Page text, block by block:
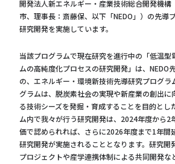
開発法人新エネルギー・産業技術総合開発機構
市、理事長：斎藤保、以下「NEDO」）の先導
研究開発を実施しています。
当該プログラムで現在研究を進行中の「低温型
ムの高純度化プロセスの研究開発」は、NEDO
の、エネルギー・環境新技術先導研究プログラ
グラムは、脱炭素社会の実現や新産業の創出に
る技術シーズを発掘・育成することを目的とし
ム内で我々が行う研究開発は、2024年度から2
価で認められれば、さらに2026年度まで1年間
研究開発が実施されることとなります。研究開
プロジェクトや産学連携体制による共同開発な